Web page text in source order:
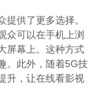
供了更多选择。
众可以在手机上浏
屏幕上。这种方式
。此外，随着5G技
升，让在线看影视